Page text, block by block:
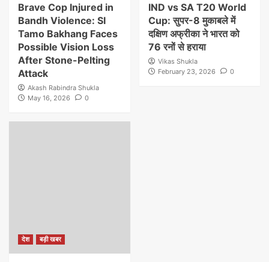
Brave Cop Injured in
Bandh Violence: SI
Tamo Bakhang Faces
Possible Vision Loss
After Stone-Pelting
Attack
Akash Rabindra Shukla
May 16, 2026
0
IND vs SA T20 World
Cup: सुपर-8 मुकाबले में
दक्षिण अफ्रीका ने भारत को
76 रनों से हराया
Vikas Shukla
February 23, 2026
0
देश बड़ी खबर